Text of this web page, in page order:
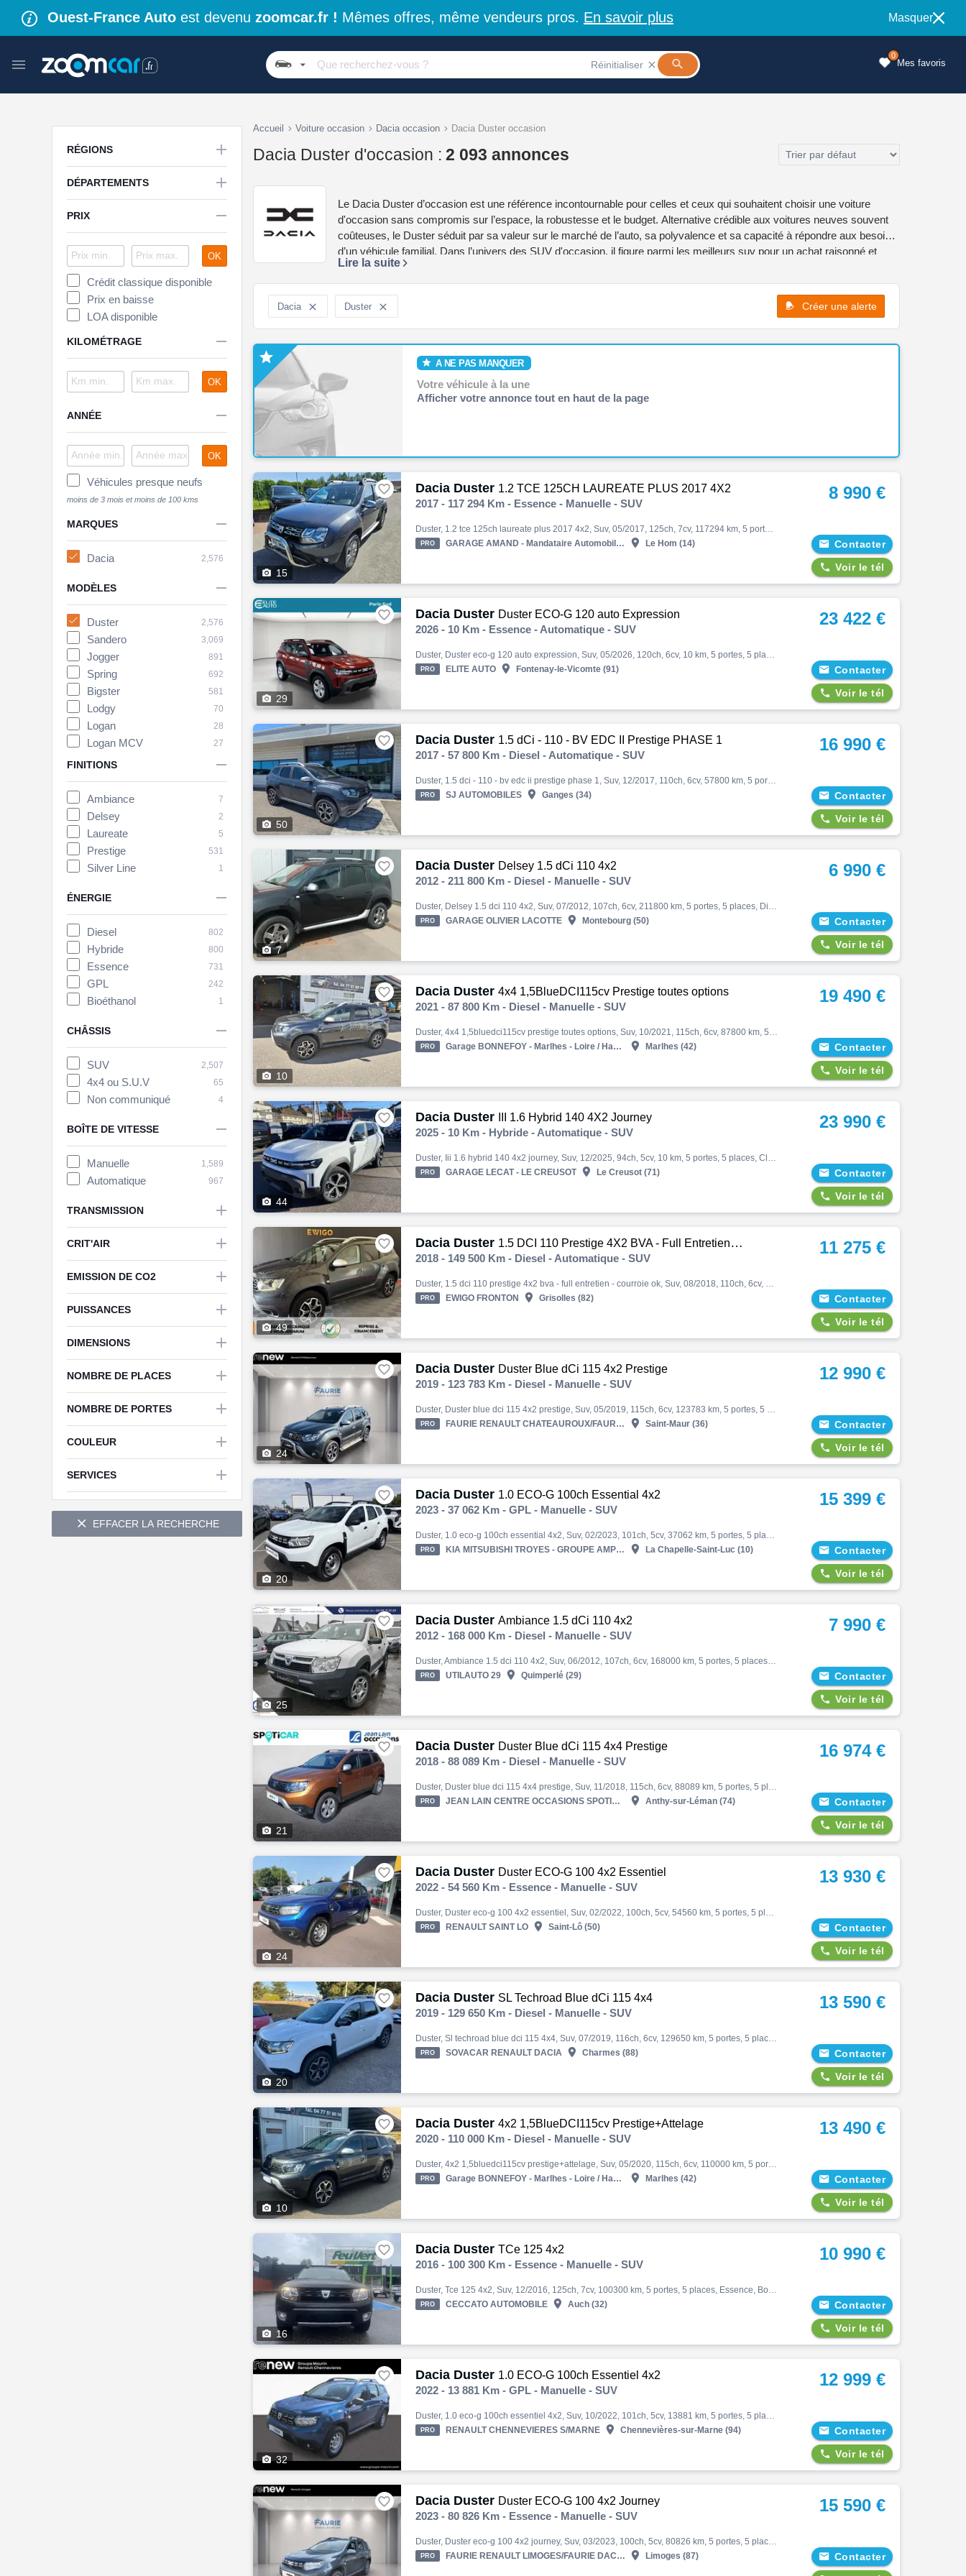
Ouest-France Auto est devenu zoomcar.fr ! Mêmes offres, même vendeurs pros. En savoir plus Masquer
Réinitialiser  Mes favoris
0
Accueil Voiture occasion Dacia occasion Dacia Duster occasion
Dacia Duster d'occasion : 2 093 annonces
Le Dacia Duster d’occasion est une référence incontournable pour celles et ceux qui souhaitent choisir une voiture
d'occasion sans compromis sur l’espace, la robustesse et le budget. Alternative crédible aux voitures neuves souvent
coûteuses, le Duster séduit par sa valeur sur le marché de l’auto, sa polyvalence et sa capacité à répondre aux besoins
d’un véhicule familial. Dans l’univers des SUV d'occasion, il figure parmi les meilleurs suv pour un achat raisonné et
durable.
Lire la suite
Dacia  Duster  Créer une alerte
A NE PAS MANQUER

Votre véhicule à la une
Afficher votre annonce tout en haut de la page
 15
Dacia Duster 1.2 TCE 125CH LAUREATE PLUS 2017 4X2

2017 - 117 294 Km - Essence - Manuelle - SUV
Duster, 1.2 tce 125ch laureate plus 2017 4x2, Suv, 05/2017, 125ch, 7cv, 117294 km, 5 portes, 5 places, Essence, Boite de vitesse manuelle, Régulateur de vitesse, Abs, Fermeture centralisée, Bluetooth, Couleur gris foncé, Garantie 3 mois, 8990 € Equipements : Gris Comète|MEDIA NA…
PRO GARAGE AMAND - Mandataire Automobile à Caen/Calvados  Le Hom (14)
8 990 €
 Contacter
 Voir le tél
 29
Dacia Duster Duster ECO-G 120 auto Expression

2026 - 10 Km - Essence - Automatique - SUV
Duster, Duster eco-g 120 auto expression, Suv, 05/2026, 120ch, 6cv, 10 km, 5 portes, 5 places, Clim. manuelle, Essence, Boite de vitesse automatique, Abs, Esp, Direction assistée, Fermeture centralisée, Jantes alliages, Couleur marron, Garantie constructeur, 23422 € Equipements …
PRO ELITE AUTO  Fontenay-le-Vicomte (91)
23 422 €
 Contacter
 Voir le tél
 50
Dacia Duster 1.5 dCi - 110 - BV EDC II Prestige PHASE 1

2017 - 57 800 Km - Diesel - Automatique - SUV
Duster, 1.5 dci - 110 - bv edc ii prestige phase 1, Suv, 12/2017, 110ch, 6cv, 57800 km, 5 portes, 5 places, Clim. auto, Diesel, Boite de vitesse automatique, Abs, Direction assistée, Antibrouillards, Aide au stationnement, Fermeture centralisée, Jantes alliages, Couleur gris fo…
PRO SJ AUTOMOBILES  Ganges (34)
16 990 €
 Contacter
 Voir le tél
 7
Dacia Duster Delsey 1.5 dCi 110 4x2

2012 - 211 800 Km - Diesel - Manuelle - SUV
Duster, Delsey 1.5 dci 110 4x2, Suv, 07/2012, 107ch, 6cv, 211800 km, 5 portes, 5 places, Diesel, Boite de vitesse manuelle, Couleur noir, Garantie 3 mois, 6990 €
PRO GARAGE OLIVIER LACOTTE  Montebourg (50)
6 990 €
 Contacter
 Voir le tél
 10
Dacia Duster 4x4 1,5BlueDCI115cv Prestige toutes options

2021 - 87 800 Km - Diesel - Manuelle - SUV
Duster, 4x4 1,5bluedci115cv prestige toutes options, Suv, 10/2021, 115ch, 6cv, 87800 km, 5 portes, 5 places, Diesel, Boite de vitesse manuelle, Régulateur de vitesse, Gps, Abs, Direction assistée, Antibrouillards, Aide au stationnement, Fermeture centralisée, Bluetooth, Couleur …
PRO Garage BONNEFOY - Marlhes - Loire / Haute-Loire  Marlhes (42)
19 490 €
 Contacter
 Voir le tél
 44
Dacia Duster III 1.6 Hybrid 140 4X2 Journey

2025 - 10 Km - Hybride - Automatique - SUV
Duster, Iii 1.6 hybrid 140 4x2 journey, Suv, 12/2025, 94ch, 5cv, 10 km, 5 portes, 5 places, Clim. auto, Hybride, Boite de vitesse automatique, Esp, Direction assistée, Antibrouillards, Jantes alliages, Couleur blanc, 23990 € Equipements : Aide au démarrage en côte (HSA)|Aide au …
PRO GARAGE LECAT - LE CREUSOT  Le Creusot (71)
23 990 €
 Contacter
 Voir le tél
 49
Dacia Duster 1.5 DCI 110 Prestige 4X2 BVA - Full Entretien - Courroie OK

2018 - 149 500 Km - Diesel - Automatique - SUV
Duster, 1.5 dci 110 prestige 4x2 bva - full entretien - courroie ok, Suv, 08/2018, 110ch, 6cv, 149500 km, 5 portes, 5 places, Clim. auto, Diesel, Boite de vitesse automatique, Régulateur de vitesse, Gps, Abs, Esp, Antibrouillards, Fermeture centralisée, Couleur gris, Extension d…
PRO EWIGO FRONTON  Grisolles (82)
11 275 €
 Contacter
 Voir le tél
 24
Dacia Duster Duster Blue dCi 115 4x2 Prestige

2019 - 123 783 Km - Diesel - Manuelle - SUV
Duster, Duster blue dci 115 4x2 prestige, Suv, 05/2019, 115ch, 6cv, 123783 km, 5 portes, 5 places, Clim. auto, Diesel, Boite de vitesse manuelle, Régulateur de vitesse, Gps, Abs, Esp, Antipatinage, Antibrouillards, Bluetooth, Jantes alliages, Couleur gris, Garantie 12 mois, 1299…
PRO FAURIE RENAULT CHATEAUROUX/FAURIE DACIA CHATEAUROUX  Saint-Maur (36)
12 990 €
 Contacter
 Voir le tél
 20
Dacia Duster 1.0 ECO-G 100ch Essential 4x2

2023 - 37 062 Km - GPL - Manuelle - SUV
Duster, 1.0 eco-g 100ch essential 4x2, Suv, 02/2023, 101ch, 5cv, 37062 km, 5 portes, 5 places, Clim. manuelle, Gpl, Boite de vitesse manuelle, Abs, Esp, Antipatinage, Antibrouillards, Fermeture centralisée, Bluetooth, Couleur blanc, Garantie 12 mois, 15399 € Equipements : ABS|A…
PRO KIA MITSUBISHI TROYES - GROUPE AMPLITUDE  La Chapelle-Saint-Luc (10)
15 399 €
 Contacter
 Voir le tél
 25
Dacia Duster Ambiance 1.5 dCi 110 4x2

2012 - 168 000 Km - Diesel - Manuelle - SUV
Duster, Ambiance 1.5 dci 110 4x2, Suv, 06/2012, 107ch, 6cv, 168000 km, 5 portes, 5 places, Non fumeur, Diesel, Boite de vitesse manuelle, Bluetooth, Couleur blanc, Intérieur tissu, Couleur intérieur gris, Garantie 6 mois, 7990 €
PRO UTILAUTO 29  Quimperlé (29)
7 990 €
 Contacter
 Voir le tél
 21
Dacia Duster Duster Blue dCi 115 4x4 Prestige

2018 - 88 089 Km - Diesel - Manuelle - SUV
Duster, Duster blue dci 115 4x4 prestige, Suv, 11/2018, 115ch, 6cv, 88089 km, 5 portes, 5 places, Clim. auto, Diesel, Boite de vitesse manuelle, Jantes alliages, Couleur orange, Couleur intérieur noir, 16974 € Equipements : Avertisseur d'angles morts|Carte mains libres|Cartograp…
PRO JEAN LAIN CENTRE OCCASIONS SPOTICAR THONON LES BAINS  Anthy-sur-Léman (74)
16 974 €
 Contacter
 Voir le tél
 24
Dacia Duster Duster ECO-G 100 4x2 Essentiel

2022 - 54 560 Km - Essence - Manuelle - SUV
Duster, Duster eco-g 100 4x2 essentiel, Suv, 02/2022, 100ch, 5cv, 54560 km, 5 portes, 5 places, Essence, Boite de vitesse manuelle, Abs, Esp, Antipatinage, Bluetooth, Couleur bleu, Garantie 12 mois, 13930 € Equipements : Airbag frontal passager désactivable|Assistance au freinage
PRO RENAULT SAINT LO  Saint-Lô (50)
13 930 €
 Contacter
 Voir le tél
 20
Dacia Duster SL Techroad Blue dCi 115 4x4

2019 - 129 650 Km - Diesel - Manuelle - SUV
Duster, Sl techroad blue dci 115 4x4, Suv, 07/2019, 116ch, 6cv, 129650 km, 5 portes, 5 places, Diesel, Boite de vitesse manuelle, Couleur blanc, Garantie 6 mois, 13590 €
PRO SOVACAR RENAULT DACIA  Charmes (88)
13 590 €
 Contacter
 Voir le tél
 10
Dacia Duster 4x2 1,5BlueDCI115cv Prestige+Attelage

2020 - 110 000 Km - Diesel - Manuelle - SUV
Duster, 4x2 1,5bluedci115cv prestige+attelage, Suv, 05/2020, 115ch, 6cv, 110000 km, 5 portes, 5 places, Diesel, Boite de vitesse manuelle, Régulateur de vitesse, Gps, Abs, Direction assistée, Antibrouillards, Aide au stationnement, Fermeture centralisée, Bluetooth, Couleur gris,…
PRO Garage BONNEFOY - Marlhes - Loire / Haute-Loire  Marlhes (42)
13 490 €
 Contacter
 Voir le tél
 16
Dacia Duster TCe 125 4x2

2016 - 100 300 Km - Essence - Manuelle - SUV
Duster, Tce 125 4x2, Suv, 12/2016, 125ch, 7cv, 100300 km, 5 portes, 5 places, Essence, Boite de vitesse manuelle, Gps, Bluetooth, Jantes alliages, Couleur noir, Peinture métal, Intérieur tissu, Couleur intérieur gris, Extension de garantie possible, 10990 €
PRO CECCATO AUTOMOBILE  Auch (32)
10 990 €
 Contacter
 Voir le tél
 32
Dacia Duster 1.0 ECO-G 100ch Essentiel 4x2

2022 - 13 881 Km - GPL - Manuelle - SUV
Duster, 1.0 eco-g 100ch essentiel 4x2, Suv, 10/2022, 101ch, 5cv, 13881 km, 5 portes, 5 places, Première main, Gpl, Boite de vitesse manuelle, Abs, Esp, Antipatinage, Fermeture centralisée, Bluetooth, Couleur bleu, Garantie 12 mois, 12999 € Equipements : Bleu Iron métallisé|ABS|A…
PRO RENAULT CHENNEVIERES S/MARNE  Chennevières-sur-Marne (94)
12 999 €
 Contacter
 Voir le tél
Dacia Duster Duster ECO-G 100 4x2 Journey

2023 - 80 826 Km - Essence - Manuelle - SUV
Duster, Duster eco-g 100 4x2 journey, Suv, 03/2023, 100ch, 5cv, 80826 km, 5 portes, 5 places, Essence, Boite de vitesse manuelle, Couleur gris, Garantie 12 mois, 15590 €
PRO FAURIE RENAULT LIMOGES/FAURIE DACIA LIMOGES  Limoges (87)
15 590 €
 Contacter
RÉGIONS 
DÉPARTEMENTS 
PRIX 
OK
Crédit classique disponible
Prix en baisse
LOA disponible
KILOMÉTRAGE 
OK
ANNÉE 
OK
Véhicules presque neufs
MARQUES 
Dacia 2,576
MODÈLES 
Duster 2,576
Sandero 3,069
Jogger 891
Spring 692
Bigster 581
Lodgy 70
Logan 28
Logan MCV 27
Sandero Stepway
Pick-up 1
FINITIONS 
Ambiance 7
Delsey 2
Laureate 5
Prestige 531
Silver Line 1
ÉNERGIE 
Diesel 802
Hybride 800
Essence 731
GPL 242
Bioéthanol 1
CHÂSSIS 
SUV 2,507
4x4 ou S.U.V 65
Non communiqué 4
BOÎTE DE VITESSE 
Manuelle 1,589
Automatique 967
TRANSMISSION 
CRIT'AIR 
EMISSION DE CO2 
PUISSANCES 

DIMENSIONS 

NOMBRE DE PLACES 
NOMBRE DE PORTES 
COULEUR 
SERVICES 

 EFFACER LA RECHERCHE